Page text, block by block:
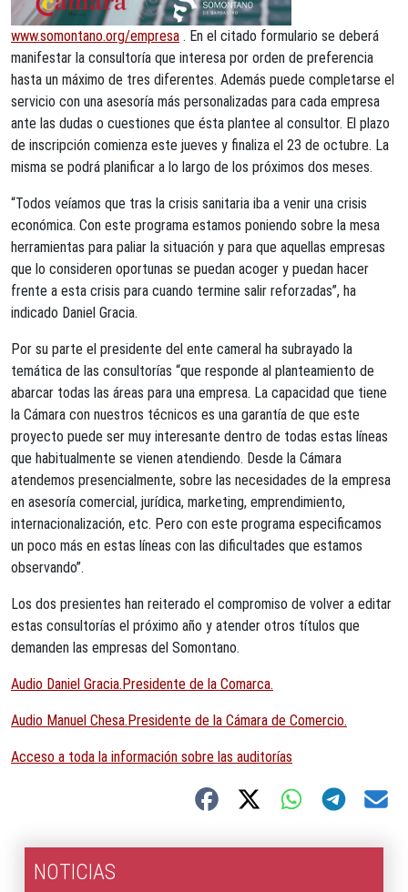
www.somontano.org/empresa . En el citado formulario se deberá
manifestar la consultoría que interesa por orden de preferencia
hasta un máximo de tres diferentes. Además puede completarse el
servicio con una asesoría más personalizadas para cada empresa
ante las dudas o cuestiones que ésta plantee al consultor. El plazo
de inscripción comienza este jueves y finaliza el 23 de octubre. La
misma se podrá planificar a lo largo de los próximos dos meses.
“Todos veíamos que tras la crisis sanitaria iba a venir una crisis
económica. Con este programa estamos poniendo sobre la mesa
herramientas para paliar la situación y para que aquellas empresas
que lo consideren oportunas se puedan acoger y puedan hacer
frente a esta crisis para cuando termine salir reforzadas”, ha
indicado Daniel Gracia.
Por su parte el presidente del ente cameral ha subrayado la
temática de las consultorías “que responde al planteamiento de
abarcar todas las áreas para una empresa. La capacidad que tiene
la Cámara con nuestros técnicos es una garantía de que este
proyecto puede ser muy interesante dentro de todas estas líneas
que habitualmente se vienen atendiendo. Desde la Cámara
atendemos presencialmente, sobre las necesidades de la empresa
en asesoría comercial, jurídica, marketing, emprendimiento,
internacionalización, etc. Pero con este programa especificamos
un poco más en estas líneas con las dificultades que estamos
observando”.
Los dos presientes han reiterado el compromiso de volver a editar
estas consultorías el próximo año y atender otros títulos que
demanden las empresas del Somontano.
Audio Daniel Gracia.Presidente de la Comarca.
Audio Manuel Chesa.Presidente de la Cámara de Comercio.
Acceso a toda la información sobre las auditorías
NOTICIAS